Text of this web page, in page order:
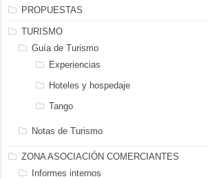
PROPUESTAS
TURISMO
Guía de Turismo
Experiencias
Hoteles y hospedaje
Tango
Notas de Turismo
ZONA ASOCIACIÓN COMERCIANTES
Informes internos